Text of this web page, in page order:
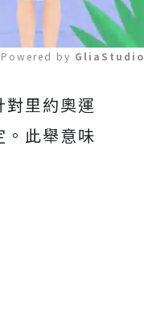
Mute
Powered by
里約奧運
此舉意味